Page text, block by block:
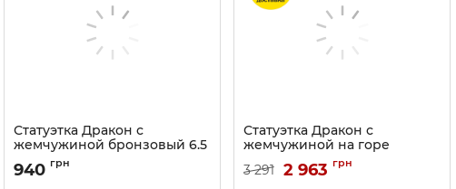
Статуэтка Дракон с
жемчужиной бронзовый 6.5
Артикул:
940 грн
Статуэтка Дракон с
жемчужиной на горе
Артикул: 9260066
3 291 2 963 грн